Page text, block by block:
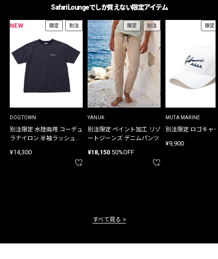
Safari Loungeでしか買えない限定アイテム
NEW 限定 別注
DOGTOWN
別注限定 水陸両用 コーデュ
ラナイロン 半袖ラッシュガ
¥14,300
限定 別注
YANUK
別注限定 ペイント加工 リゾ
ートジーンズ デニムパンツ
¥18,150 50%OFF
限定
MUTA MARINE
別注限定 ロゴキャ
¥9,900
すべて見る